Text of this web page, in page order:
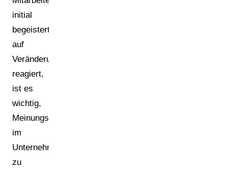
initial
begeistert
auf
Veränderungen
reagiert,
ist es
wichtig,
Meinungsführer
im
Unternehmen
zu